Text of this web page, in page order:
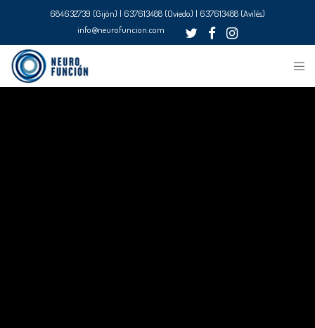
684632739 (Gijón) | 637613488 (Oviedo) | 637613488 (Avilés)
info@neurofuncion.com